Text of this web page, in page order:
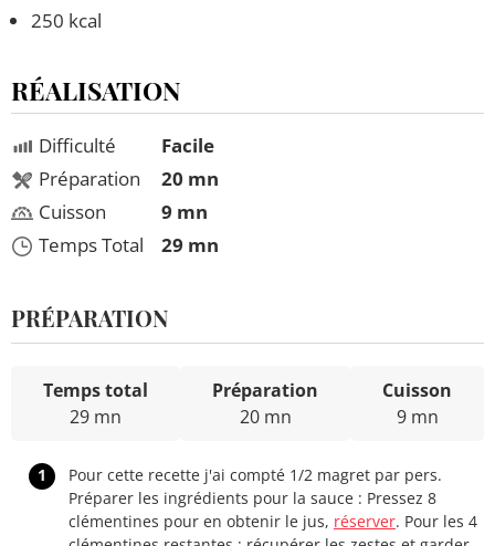
250 kcal
RÉALISATION
Difficulté
Préparation
Cuisson
Temps Total
Facile
20 mn
9 mn
29 mn
PRÉPARATION
Temps total
29 mn
Préparation
20 mn
Cuisson
9 mn
1
Pour cette recette j'ai compté 1/2 magret par pers.
Préparer les ingrédients pour la sauce : Pressez 8
clémentines pour en obtenir le jus, réserver. Pour les 4